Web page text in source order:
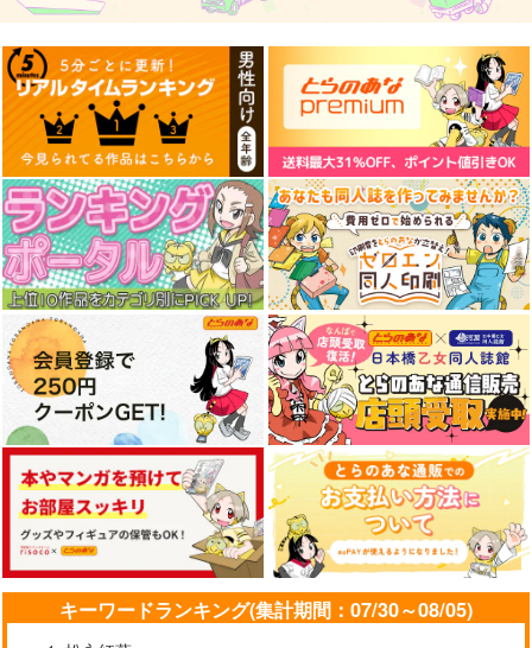
作品詳細 作品詳細 作品詳細
受田と攻原
KADOKAWA
902円（税込）
サンプル
作品詳細
イチゲキリバーサルコ
ール!
KADOKAWA
814円 （税込）
サンプル
作品詳細
君には届かない。 10
KADOKAWA
770円（税込）
サンプル
作品詳細
キーワードランキング(集計期間：07/30～08/05)